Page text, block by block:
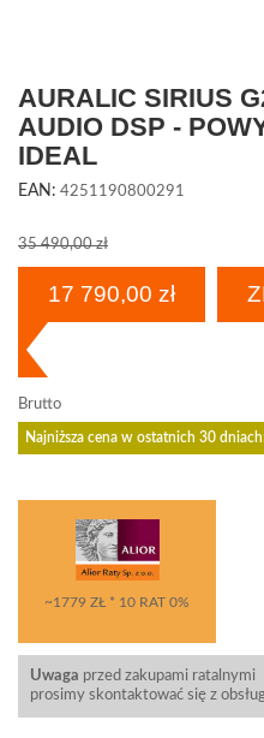
AURALIC SIRIUS
AUDIO DSP -
IDEAL
EAN: 4251190800291
35 490,00 zł
17 790,00 zł
Brutto
Najniższa cena w ostatnich 30
~1779 ZŁ * 10 RAT 0%
Uwaga przed zakupami ratalnymi
prosimy skontaktować się z